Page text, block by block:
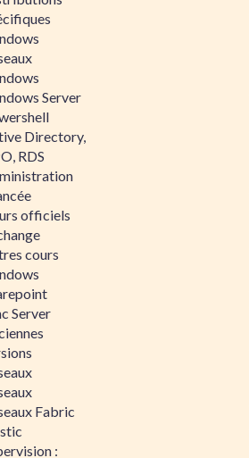
Server
Directory,
RDS
officiels
cours
Server
Fabric
: